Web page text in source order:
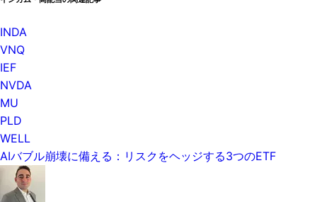
INDA
VNQ
IEF
NVDA
MU
PLD
WELL
AIバブル崩壊に備える：リスクをヘッジする3つのETF